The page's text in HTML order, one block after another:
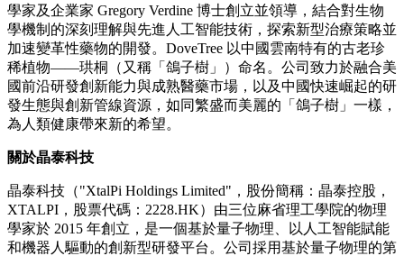
DoveTree 創始人 Gregory Verdine 教授表示：「晶泰科技打造
了一個令人印象深刻的平台，其能力建立在 AI、基於物理的
分子設計以及自動化合成與優化的深度融合之上。這些一體化
能力有望同時提升針對複雜生物靶點開展藥物發現的速度與質
量。我們對目前合作取得的進展感到滿意，並期待推動更多項
目邁向臨床開發階段。」
滿足臨床需求疾病的首創新藥（first-in-class）療法。公司由科
學家及企業家 Gregory Verdine 博士創立並領導，結合對生物
學機制的深刻理解與先進人工智能技術，探索新型治療策略並
加速變革性藥物的開發。DoveTree 以中國雲南特有的古老珍